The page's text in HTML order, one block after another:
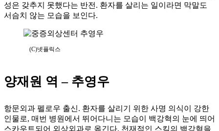
성은 갖추지 못했다는 반전. 환자를 살리는 일이라면 막말도
서슴치 않는 모습을 보인다.
(C)넷플릭스
양재원 역 – 추영우
항문외과 펠로우 출신. 환자를 살리기 위한 사명 의식이 강한
인물로, 매번 병원에서 뛰어다니는 모습이 백강혁의 눈에 띄어
스카우트되어 외상외과로 옮긴다. 천재적인 스킬의 백강혁을